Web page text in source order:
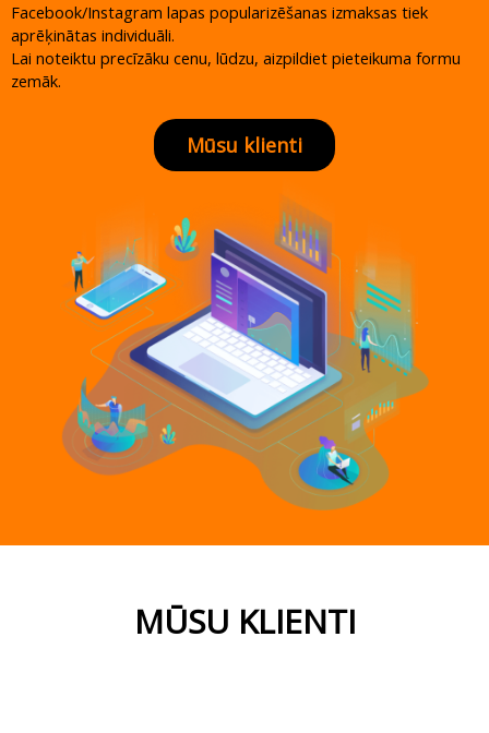
Facebook/Instagram lapas popularizēšanas izmaksas tiek
aprēķinātas individuāli.
Lai noteiktu precīzāku cenu, lūdzu, aizpildiet pieteikuma formu
zemāk.
Mūsu klienti
MŪSU KLIENTI